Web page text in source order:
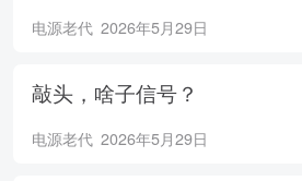
电源老代 2026年5月29日
敲头，啥子信号？
电源老代 2026年5月29日